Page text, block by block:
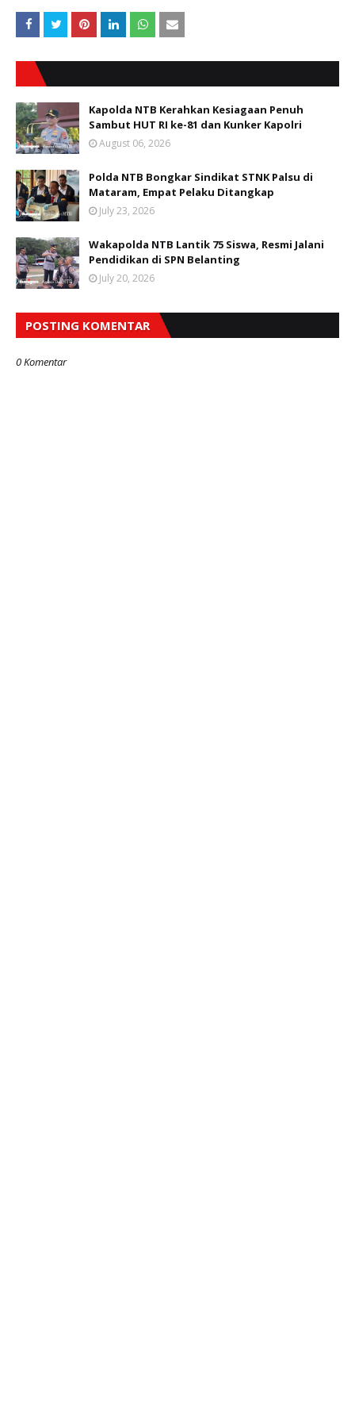
Kapolda NTB Kerahkan Kesiagaan Penuh
Sambut HUT RI ke-81 dan Kunker Kapolri
August 06, 2026
Polda NTB Bongkar Sindikat STNK Palsu di
Mataram, Empat Pelaku Ditangkap
July 23, 2026
Wakapolda NTB Lantik 75 Siswa, Resmi Jalani
Pendidikan di SPN Belanting
July 20, 2026
POSTING KOMENTAR
0 Komentar